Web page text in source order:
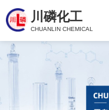
川磷化工
CHUANLIN CHEMICAL